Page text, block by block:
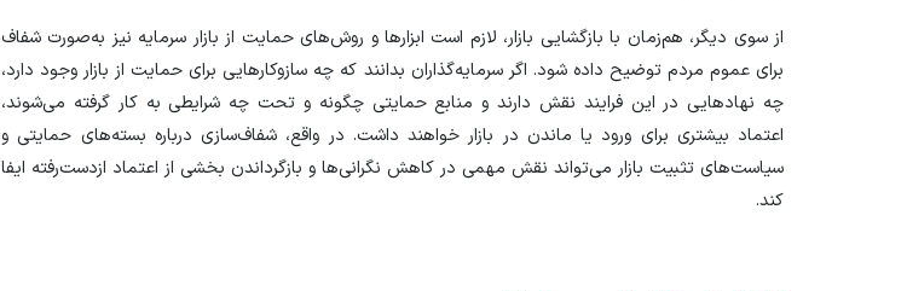
از سوی دیگر، هم‌زمان با بازگشایی بازار، لازم است ابزار‌ها و روش‌های حمایت از بازار سرمایه نیز به‌صورت شفاف
برای عموم مردم توضیح داده شود. اگر سرمایه‌گذاران بدانند که چه سازوکار‌هایی برای حمایت از بازار وجود دارد،
چه نهاد‌هایی در این فرایند نقش دارند و منابع حمایتی چگونه و تحت چه شرایطی به کار گرفته می‌شوند،
اعتماد بیشتری برای ورود یا ماندن در بازار خواهند داشت. در واقع، شفاف‌سازی درباره بسته‌های حمایتی و
سیاست‌های تثبیت بازار می‌تواند نقش مهمی در کاهش نگرانی‌ها و بازگرداندن بخشی از اعتماد ازدست‌رفته ایفا
کند.